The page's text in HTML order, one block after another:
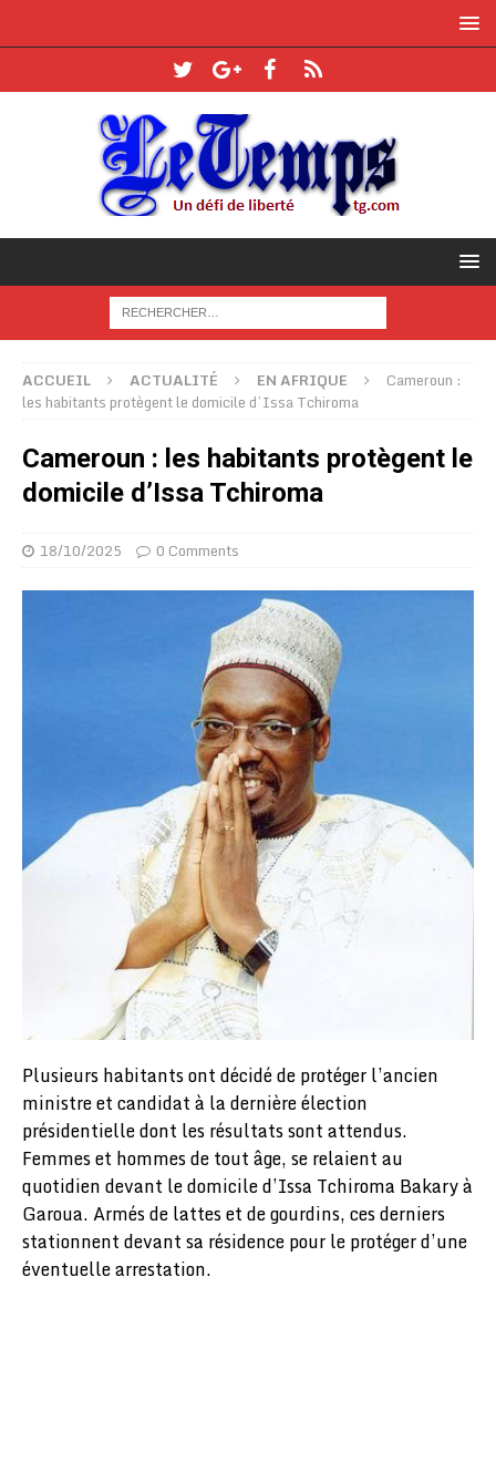
ACCUEIL ACTUALITÉ EN AFRIQUE
Cameroun :
les habitants protègent le domicile d’Issa Tchiroma
Cameroun : les habitants protègent le
domicile d’Issa Tchiroma
18/10/2025 0 Comments
Plusieurs habitants ont décidé de protéger l’ancien
ministre et candidat à la dernière élection
présidentielle dont les résultats sont attendus.
Femmes et hommes de tout âge, se relaient au
quotidien devant le domicile d’Issa Tchiroma Bakary à
Garoua. Armés de lattes et de gourdins, ces derniers
stationnent devant sa résidence pour le protéger d’une
éventuelle arrestation.